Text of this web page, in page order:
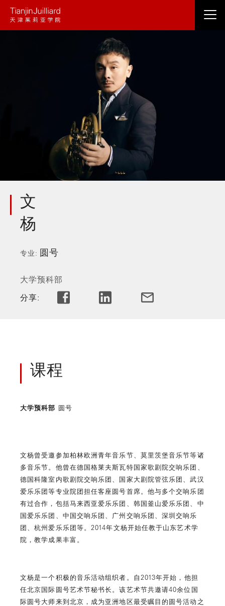
文
杨
专业 圆号
大学预科部
分享:
课程
大学预科部 圆号
文杨曾受邀参加柏林欧洲青年音乐节、莫里茨堡音乐节等诸
多音乐节。他曾在德国格莱夫斯瓦特国家歌剧院交响乐团、
德国科隆室内歌剧院交响乐团、国家大剧院管弦乐团、武汉
爱乐乐团等专业院团担任客座圆号首席。他与多个交响乐团
有过合作，包括马来西亚爱乐乐团、韩国釜山爱乐乐团、中
国爱乐乐团、中国交响乐团、广州交响乐团、深圳交响乐
团、杭州爱乐乐团等。2014年文杨开始任教于山东艺术学
院，教学成果丰富。
文杨是一个积极的音乐活动组织者。自2013年开始，他担
任北京国际圆号艺术节秘书长。该艺术节共邀请40余位国
际圆号大师来到北京，成为亚洲地区最受瞩目的圆号活动之